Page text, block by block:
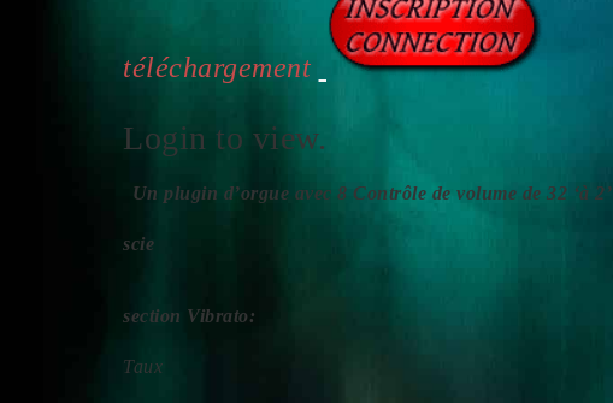
téléchargement
Login to view.
Un plugin d’orgue avec 8 Contrôle de volume de 32 ‘à 2’
scie
section Vibrato:
Taux